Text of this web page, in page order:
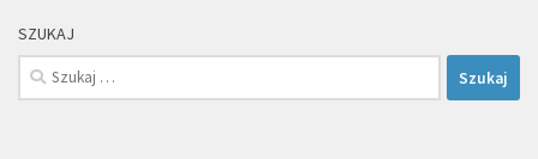
SZUKAJ
Szukaj: